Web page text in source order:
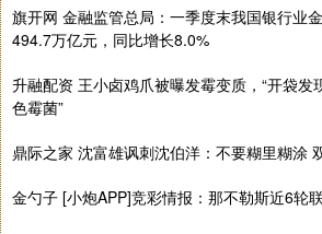
旗开网 金融监管总局：一季度末我国银行业
494.7万亿元，同比增长8.0%
升融配资 王小卤鸡爪被曝发霉变质，“开袋发
色霉菌”
鼎际之家 沈富雄讽刺沈伯洋：不要糊里糊涂
金勺子 [小炮APP]竞彩情报：那不勒斯近6轮